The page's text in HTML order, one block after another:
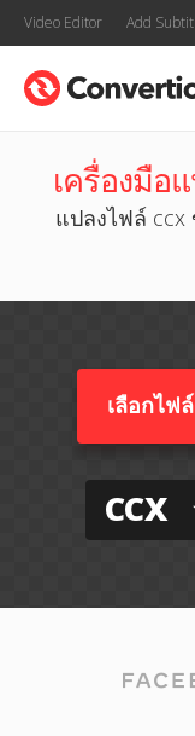
Video Editor Add
เครื่องมือ
แปลงไฟล์
เลือกไฟ
CCX